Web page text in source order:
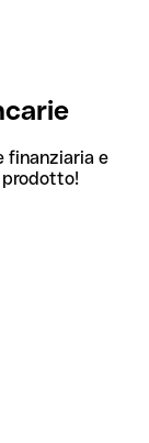
finanziaria e
prodotto!